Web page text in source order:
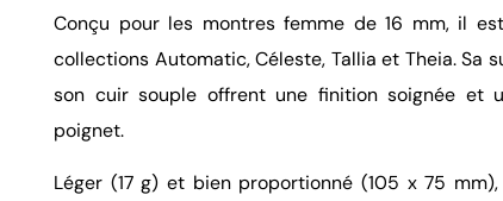
Conçu pour les montres femme de 16 mm, il
collections Automatic, Céleste, Tallia et Theia. Sa
son cuir souple offrent une finition soignée et
poignet.
Léger (17 g) et bien proportionné (105 x 75